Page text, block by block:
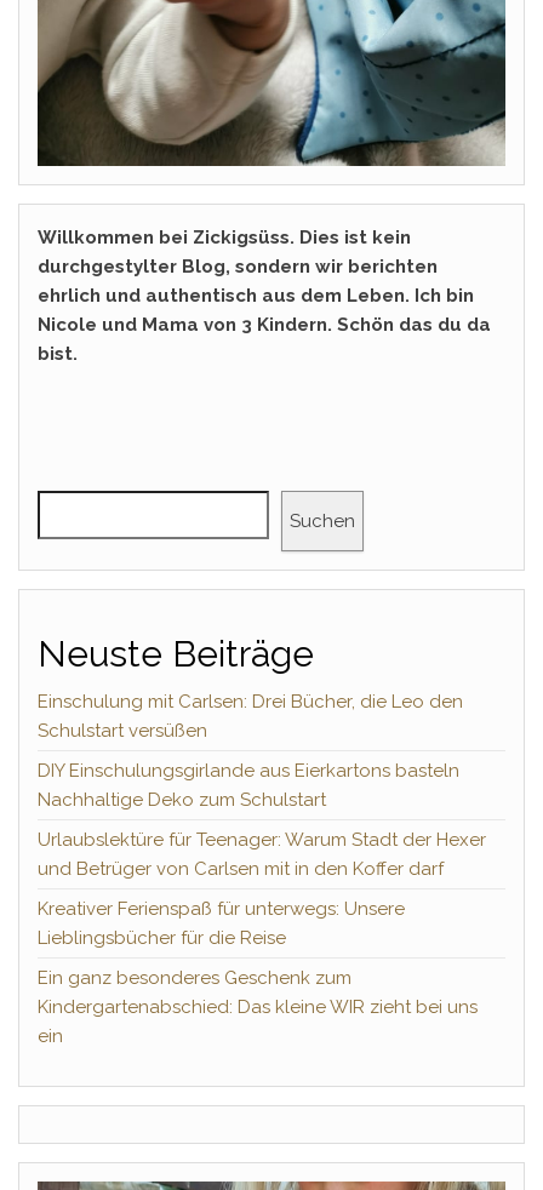
Willkommen bei Zickigsüss. Dies ist kein
durchgestylter Blog, sondern wir berichten
ehrlich und authentisch aus dem Leben. Ich bin
Nicole und Mama von 3 Kindern. Schön das du da
bist.
Suchen
Neuste Beiträge
Einschulung mit Carlsen: Drei Bücher, die Leo den
Schulstart versüßen
DIY Einschulungsgirlande aus Eierkartons basteln
Nachhaltige Deko zum Schulstart
Urlaubslektüre für Teenager: Warum Stadt der Hexer
und Betrüger von Carlsen mit in den Koffer darf
Kreativer Ferienspaß für unterwegs: Unsere
Lieblingsbücher für die Reise
Ein ganz besonderes Geschenk zum
Kindergartenabschied: Das kleine WIR zieht bei uns
ein